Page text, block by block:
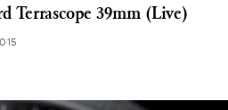
Terrascope 39mm (Live)